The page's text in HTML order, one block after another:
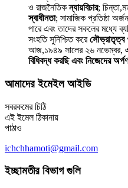
ও রাজনৈতিকন্যায়বিচার;
স্বাধীনতা; সামাজিক প্রতিষ্ঠা
পারে এবং তাদের সকলের মধ্যে
সংহতি সুনিশ্চিত করেসৌভ্রাতৃত্ব
আজ,১৯৪৯ সালের ২৬ নভেম্বর,
বিধিবদ্ধ করছি এবং নিজেদের
আমাদের ইমেইল আইডি
সবরকমের চিঠি
এই ইমেল ঠিকানায়
পাঠাও
ichchhamoti@gmail.com
ইচ্ছামতীর বিভাগ গুলি